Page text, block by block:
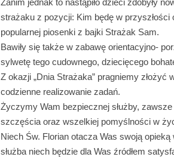
strażaku z pozycji: Kim będę w
popularnej piosenki z bajki Strażak Sam.
Bawiły się także w zabawę orientacyjno-
sylwetę tego cudownego, dziecięcego
Z okazji „Dnia Strażaka” pragniemy
codzienne realizowanie zadań.
Życzymy Wam bezpiecznej służby,
szczęścia oraz wszelkiej pomyślności w
Niech Św. Florian otacza Was swoją
służba niech będzie dla Was źródłem